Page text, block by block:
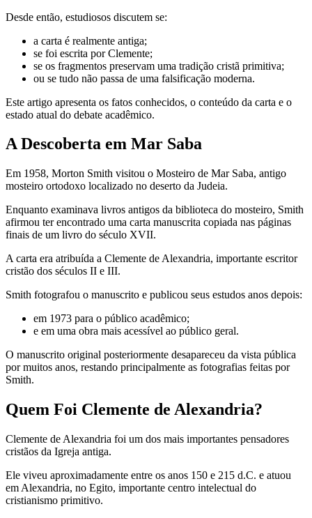
Desde então, estudiosos discutem se:
a carta é realmente antiga;
se foi escrita por Clemente;
se os fragmentos preservam uma tradição cristã primitiva;
ou se tudo não passa de uma falsificação moderna.
Este artigo apresenta os fatos conhecidos, o conteúdo da carta e o
estado atual do debate acadêmico.
A Descoberta em Mar Saba
Em 1958, Morton Smith visitou o Mosteiro de Mar Saba, antigo
mosteiro ortodoxo localizado no deserto da Judeia.
Enquanto examinava livros antigos da biblioteca do mosteiro, Smith
afirmou ter encontrado uma carta manuscrita copiada nas páginas
finais de um livro do século XVII.
A carta era atribuída a Clemente de Alexandria, importante escritor
cristão dos séculos II e III.
Smith fotografou o manuscrito e publicou seus estudos anos depois:
em 1973 para o público acadêmico;
e em uma obra mais acessível ao público geral.
O manuscrito original posteriormente desapareceu da vista pública
por muitos anos, restando principalmente as fotografias feitas por
Smith.
Quem Foi Clemente de Alexandria?
Clemente de Alexandria foi um dos mais importantes pensadores
cristãos da Igreja antiga.
Ele viveu aproximadamente entre os anos 150 e 215 d.C. e atuou
em Alexandria, no Egito, importante centro intelectual do
cristianismo primitivo.